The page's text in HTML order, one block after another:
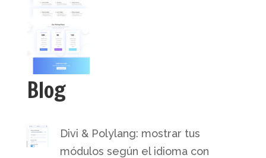
Blog
Divi & Polylang: mostrar tus
módulos según el idioma con